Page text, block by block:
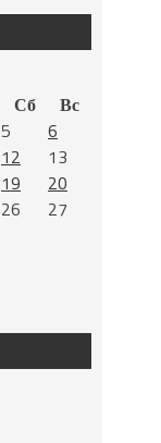
Сб
Вс
5
6
12
13
19
20
26
27